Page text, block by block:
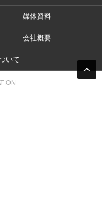
媒体資料
会社概要
いて